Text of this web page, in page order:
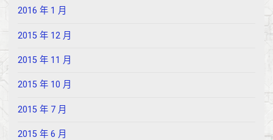
2016 年 1 月
2015 年 12 月
2015 年 11 月
2015 年 10 月
2015 年 7 月
2015 年 6 月